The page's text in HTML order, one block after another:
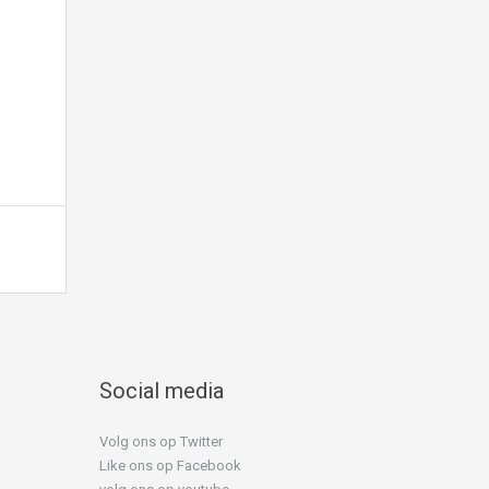
Social media
Volg ons op Twitter
Like ons op Facebook